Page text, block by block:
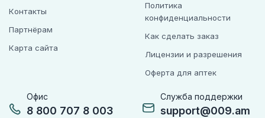
Офис
8 800 707 8 003
Служба поддержки
support@009.am
Контакты
Партнёрам
Карта сайта
Политика
конфиденциальности
Как сделать заказ
Лицензии и разрешения
Оферта для аптек